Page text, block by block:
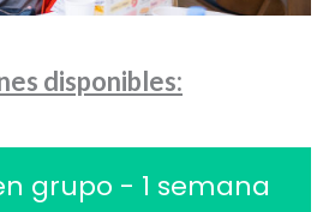
disponibles:
grupo - 1 semana